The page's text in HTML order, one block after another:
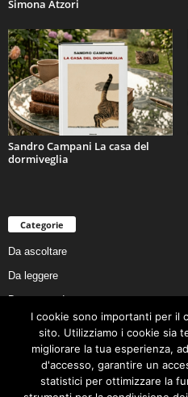
Simona Atzori
Sandro Campani La casa del
dormiveglia
Categorie
Da ascoltare
Da leggere
Da non perdere
Da conoscere
Da preservare
Da vivere
I cookie sono importanti per il
sito. Utilizziamo i cookie sia
migliorare la tua esperienza,
d'accesso, garantire un
statistici per ottimizzare la